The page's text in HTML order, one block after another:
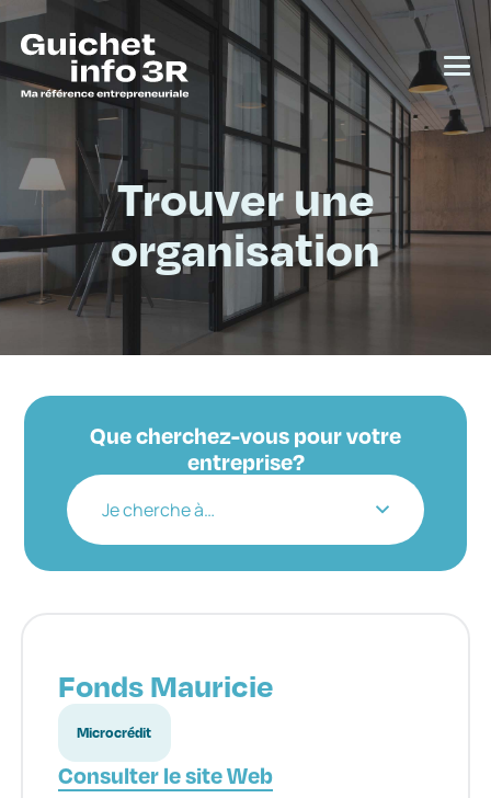
Trouver une
organisation
Que cherchez-vous pour votre
entreprise?
Je cherche à…
Fonds Mauricie
Microcrédit
Consulter le site Web